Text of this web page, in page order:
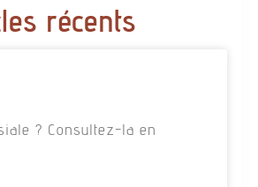
récents
? Consultez-la en